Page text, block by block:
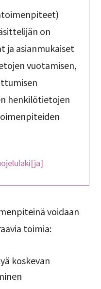
on
asianmukaiset
vuotamisen,
henkilötietojen
voidaan
toimia:
koskevan